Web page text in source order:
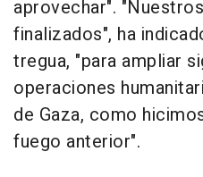
aprovechar".
finalizados", ha
tregua, "para ampliar
operaciones
de Gaza, como
fuego anterior".